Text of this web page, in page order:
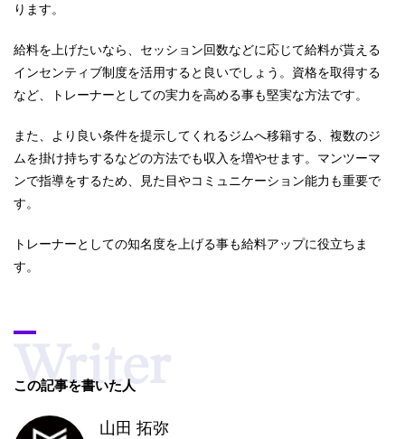
ります。
給料を上げたいなら、セッション回数などに応じて給料が貰える
インセンティブ制度を活用すると良いでしょう。資格を取得する
など、トレーナーとしての実力を高める事も堅実な方法です。
また、より良い条件を提示してくれるジムへ移籍する、複数のジ
ムを掛け持ちするなどの方法でも収入を増やせます。マンツーマ
ンで指導をするため、見た目やコミュニケーション能力も重要で
す。
トレーナーとしての知名度を上げる事も給料アップに役立ちま
す。
この記事を書いた人
山田 拓弥